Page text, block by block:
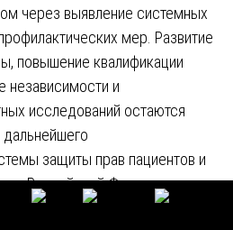
через выявление системных
мер. Развитие
повышение квалификации
независимости и
исследований остаются
защиты прав пациентов и
в Российской Федерации.